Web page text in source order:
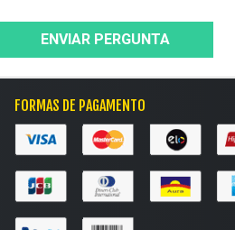
ENVIAR PERGUNTA
FORMAS DE PAGAMENTO